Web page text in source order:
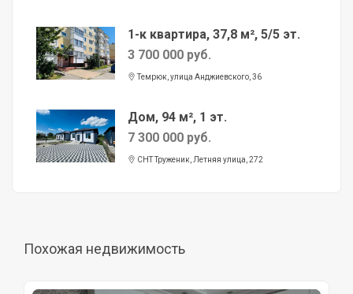
1-к квартира, 37,8 м², 5/5 эт.
3 700 000 руб.
Темрюк, улица Анджиевского, 36
Дом, 94 м², 1 эт.
7 300 000 руб.
СНТ Труженик, Летняя улица, 272
Похожая недвижимость